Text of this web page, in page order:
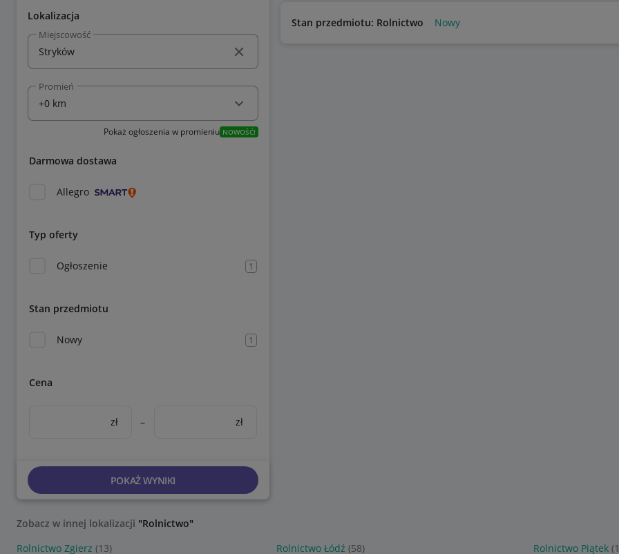
Lokalizacja
Miejscowość
Promień
Pokaż ogłoszenia w promieniu NOWOŚĆ!
Darmowa dostawa
Allegro
Typ oferty
Ogłoszenie 1
Stan przedmiotu
Nowy 1
Cena
zł – zł
POKAŻ WYNIKI
Stan przedmiotu: Rolnictwo Nowy
Zobacz w innej lokalizacji "Rolnictwo"
Rolnictwo Zgierz (13) Rolnictwo Łódź (58) Rolnictwo Piątek